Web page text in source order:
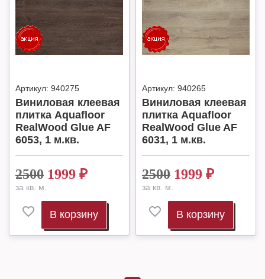
Артикул: 940275
Виниловая клеевая
плитка Aquafloor
RealWood Glue AF
6053, 1 м.кв.
2500 1999 ₽
за кв. м.
В корзину
Артикул: 940265
Виниловая клеевая
плитка Aquafloor
RealWood Glue AF
6031, 1 м.кв.
2500 1999 ₽
за кв. м.
В корзину